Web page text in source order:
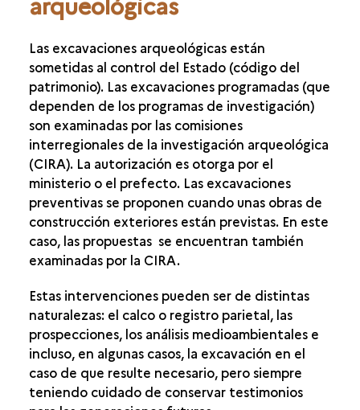
Las excavaciones arqueológicas están
sometidas al control del Estado (código del
patrimonio). Las excavaciones programadas (que
dependen de los programas de investigación)
son examinadas por las comisiones
interregionales de la investigación arqueológica
(CIRA). La autorización es otorga por el
ministerio o el prefecto. Las excavaciones
preventivas se proponen cuando unas obras de
construcción exteriores están previstas. En este
caso, las propuestas se encuentran también
examinadas por la CIRA.
Estas intervenciones pueden ser de distintas
naturalezas: el calco o registro parietal, las
prospecciones, los análisis medioambientales e
incluso, en algunas casos, la excavación en el
caso de que resulte necesario, pero siempre
teniendo cuidado de conservar testimonios